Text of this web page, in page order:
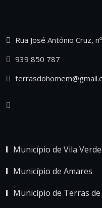
Rua José António Cruz,
939 850 787
Município de Vila Verde
Município de Amares
Município de Terras